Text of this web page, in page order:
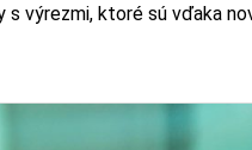
s výrezmi, ktoré sú vďaka